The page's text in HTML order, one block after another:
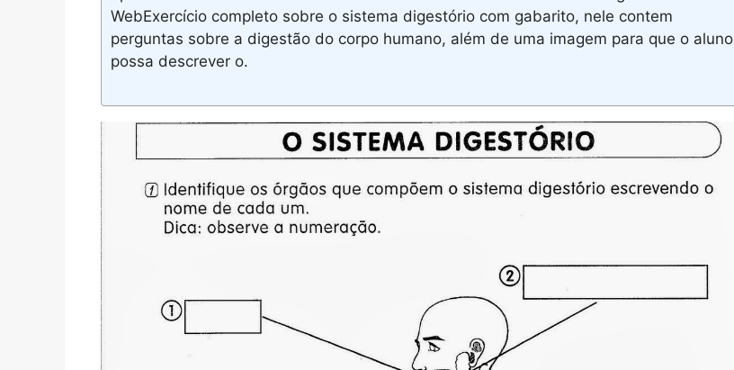
WebExercício completo sobre o sistema digestório com gabarito, nele contem
perguntas sobre a digestão do corpo humano, além de uma imagem para que o aluno
possa descrever o.